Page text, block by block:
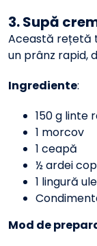
3. Supă
Această rețetă
un prânz rapid,
Ingrediente:
150 g linte
1 morcov
1 ceapă
½ ardei
1 lingură
Mod de